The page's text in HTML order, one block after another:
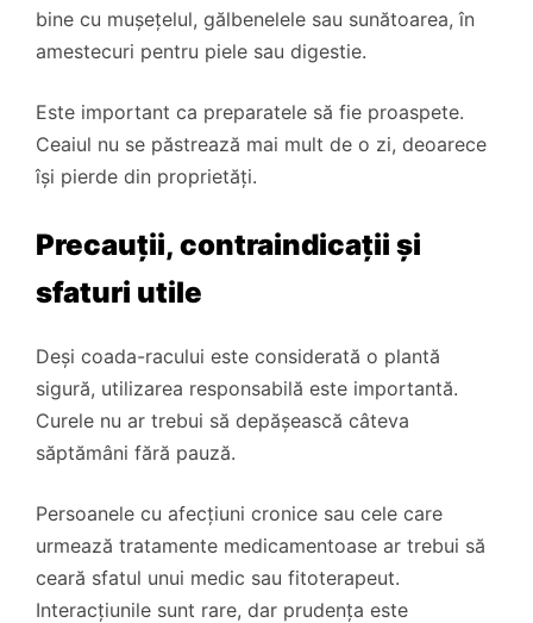
bine cu mușețelul, gălbenelele sau sunătoarea, în
amestecuri pentru piele sau digestie.
Este important ca preparatele să fie proaspete.
Ceaiul nu se păstrează mai mult de o zi, deoarece
își pierde din proprietăți.
Precauții, contraindicații și
sfaturi utile
Deși coada-racului este considerată o plantă
sigură, utilizarea responsabilă este importantă.
Curele nu ar trebui să depășească câteva
săptămâni fără pauză.
Persoanele cu afecțiuni cronice sau cele care
urmează tratamente medicamentoase ar trebui să
ceară sfatul unui medic sau fitoterapeut.
Interacțiunile sunt rare, dar prudența este